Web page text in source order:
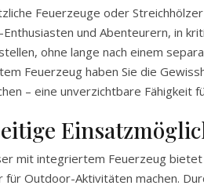
Feuerzeuge oder
und Abenteurern, in
ohne lange nach einem
Feuerzeug haben Sie die
– eine unverzichtbare Fähigkeit
mit integriertem Feuerzeug
für Outdoor-Aktivitäten machen.